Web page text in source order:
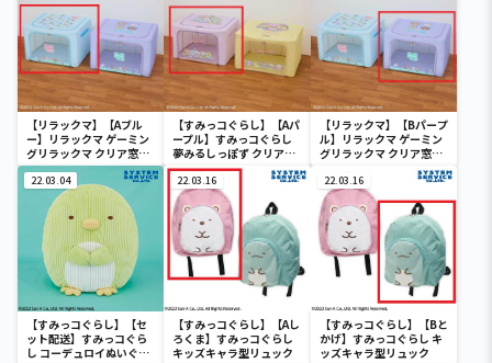
【リラックマ】【Aブル
ー】リラックマ ゲーミン
グリラックマ クリア窓付
き収納ボックス
【すみっコぐらし】【Aパ
ープル】すみっコぐらし
夢みるしっぽず クリア窓
付き収納ボックス
【リラックマ】【Bパープ
ル】リラックマ ゲーミン
グリラックマ クリア窓付
22.03.04
【すみっコぐらし】【セ
ット配送】すみっコぐら
し コーデュロイぬいぐる
22.03.16
【すみっコぐらし】【Aし
ろくま】すみっコぐらし
キッズキャラ型リュック
22.03.16
【すみっコぐらし】【Bと
かげ】すみっコぐらし キ
ッズキャラ型リュック